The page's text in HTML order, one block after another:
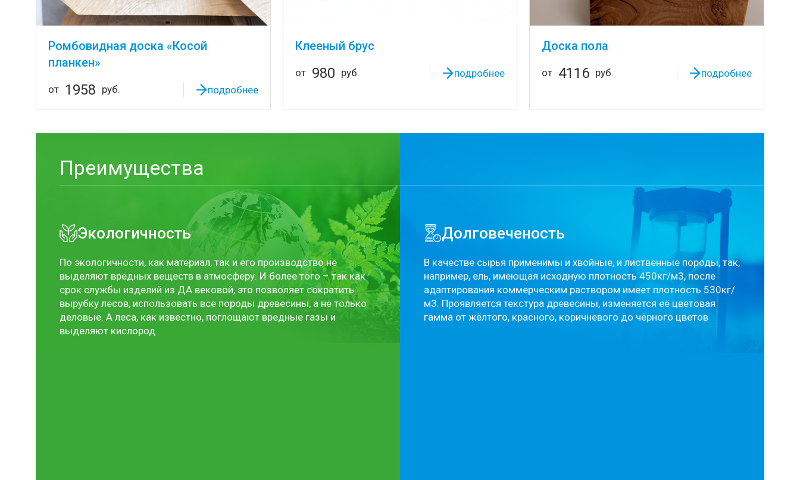
Ромбовидная доска «Косой
планкен»
от 1958 руб. подробнее
Клееный брус
от 980 руб. подробнее
Доска пола
от 4116 руб. подробнее
Преимущества
Экологичность
По экологичности, как материал, так и его производство не
выделяют вредных веществ в атмосферу. И более того – так как
срок службы изделий из ДА вековой, это позволяет сократить
вырубку лесов, использовать все породы древесины, а не только
деловые. А леса, как известно, поглощают вредные газы и
выделяют кислород
Долговеченость
В качестве сырья применимы и хвойные, и лиственные породы, так,
например, ель, имеющая исходную плотность 450кг/м3, после
адаптирования коммерческим раствором имеет плотность 530кг/
м3. Проявляется текстура древесины, изменяется её цветовая
гамма от жёлтого, красного, коричневого до чёрного цветов